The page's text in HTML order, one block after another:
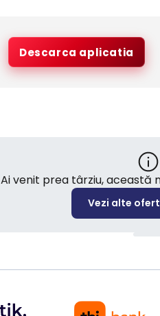
Descarca aplicatia
Ai venit prea târziu, această
Vezi alte